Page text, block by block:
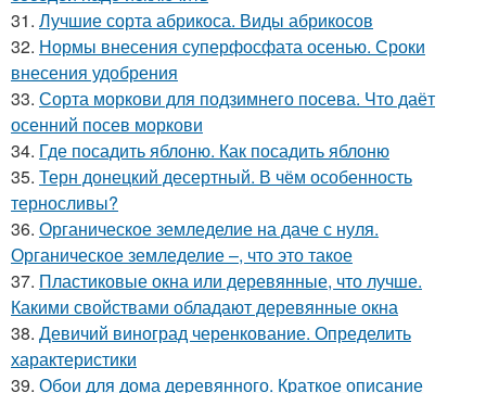
31. Лучшие сорта абрикоса. Виды абрикосов
32. Нормы внесения суперфосфата осенью. Сроки
внесения удобрения
33. Сорта моркови для подзимнего посева. Что даёт
осенний посев моркови
34. Где посадить яблоню. Как посадить яблоню
35. Терн донецкий десертный. В чём особенность
терносливы?
36. Органическое земледелие на даче с нуля.
Органическое земледелие –, что это такое
37. Пластиковые окна или деревянные, что лучше.
Какими свойствами обладают деревянные окна
38. Девичий виноград черенкование. Определить
характеристики
39. Обои для дома деревянного. Краткое описание